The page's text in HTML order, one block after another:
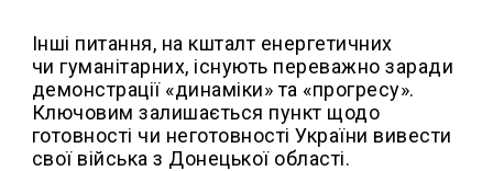
Інші питання, на кшталт енергетичних
чи гуманітарних, існують переважно заради
демонстрації «динаміки» та «прогресу».
Ключовим залишається пункт щодо
готовності чи неготовності України вивести
свої війська з Донецької області.